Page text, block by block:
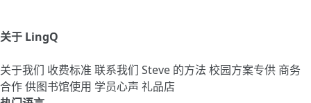
关于 LingQ
关于我们 收费标准 联系我们 Steve 的方法 校园方案专供 商务
合作供图书馆使用 学员心声 礼品店